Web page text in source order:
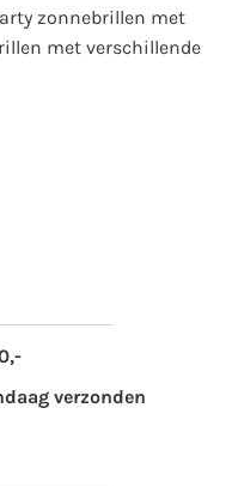
zonnebrillen met
met verschillende
verzonden